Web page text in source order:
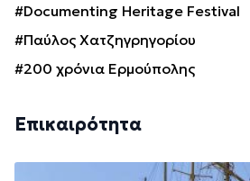
#Documenting Heritage Festival
#Παύλος Χατζηγρηγορίου
#200 χρόνια Ερμούπολης
Επικαιρότητα